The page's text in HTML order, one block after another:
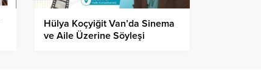
Hülya Koçyiğit Van’da Sinema
ve Aile Üzerine Söyleşi